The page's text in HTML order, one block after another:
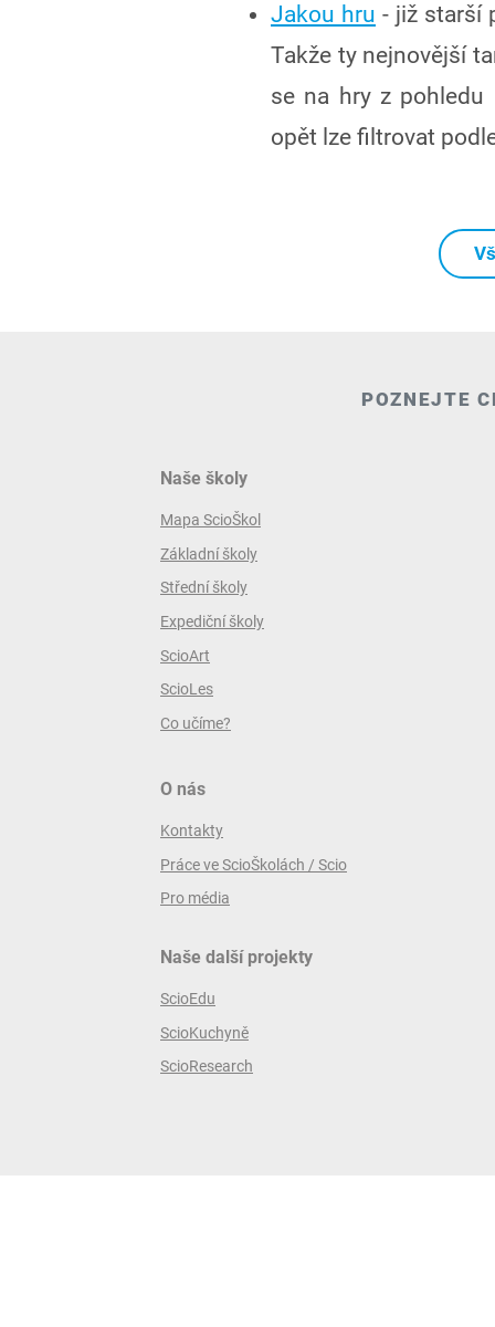
Jakou hru - již starší
Takže ty nejnovější
se na hry z
opět lze filtrovat
POZNEJTE
Naše školy
Mapa ScioŠkol
Základní školy
Střední školy
Expediční školy
ScioArt
ScioLes
Co učíme?
O nás
Kontakty
Práce ve ScioŠkolách / Scio
Pro média
Naše další projekty
ScioEdu
ScioKuchyně
ScioResearch